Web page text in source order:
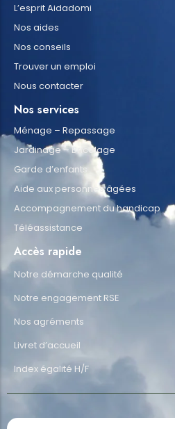
L’esprit Aidadomi
Nos aides
Nos conseils
Trouver un emploi
Nous contacter
Nos services
Ménage – Repassage
Jardinage – Bricolage
Garde d’enfants
Aide aux personnes âgées
Accompagnement du handicap
Téléassistance
Accès rapide
Notre démarche qualité
Notre engagement RSE
Nos agréments
Livret d’accueil
Index égalité H/F